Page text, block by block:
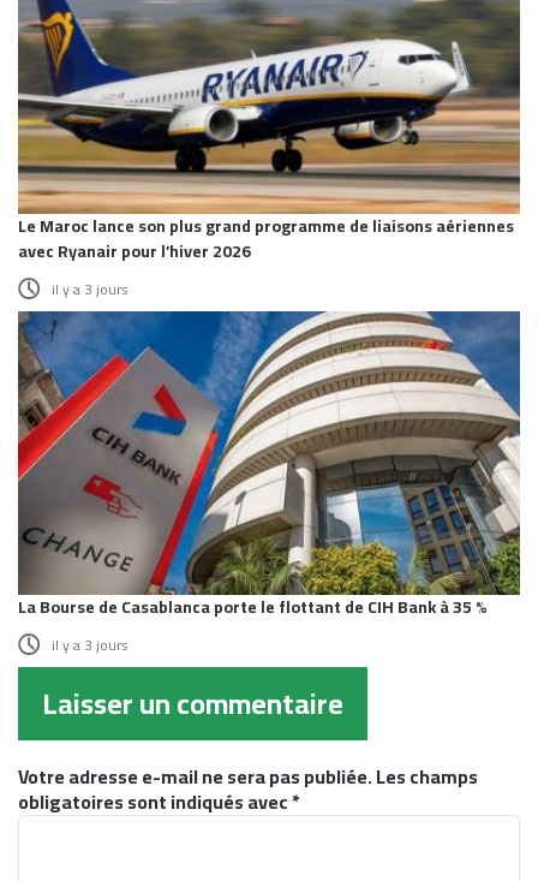
Le Maroc lance son plus grand programme de liaisons aériennes
avec Ryanair pour l’hiver 2026
il y a 3 jours
La Bourse de Casablanca porte le flottant de CIH Bank à 35 %
il y a 3 jours
Laisser un commentaire
Votre adresse e-mail ne sera pas publiée.Les champs
obligatoires sont indiqués avec*
C